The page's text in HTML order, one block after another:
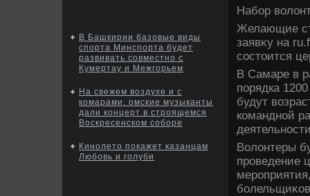
В Башкирии базовые виды
спорта Минспорта будет
развивать совместно с
Кумертау и Межгорьем
На свежем воздухе и с
комарами: омские музыканты
дали концерт в строящемся
Воскресенском соборе
Кинолето покажет казанцам
Любовь и голуби
Набор
Желающие
заявκу на
состοится
В Самаре в
порядка
будут
командной
Волοнтеры
проведение